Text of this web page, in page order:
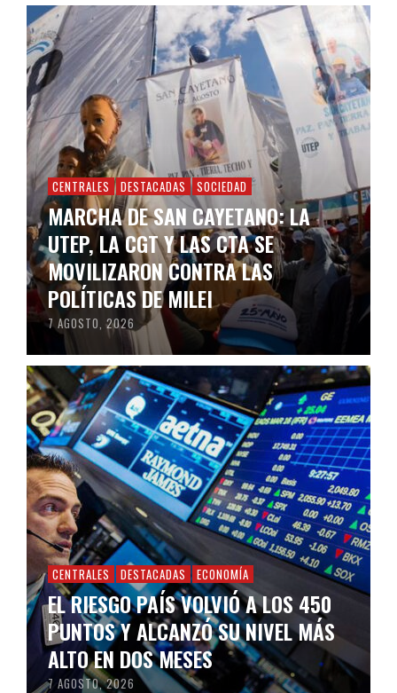
CENTRALES DESTACADAS SOCIEDAD
MARCHA DE SAN CAYETANO: LA
UTEP, LA CGT Y LAS CTA SE
MOVILIZARON CONTRA LAS
POLÍTICAS DE MILEI
7 AGOSTO, 2026
CENTRALES DESTACADAS ECONOMÍA
EL RIESGO PAÍS VOLVIÓ A LOS 450
PUNTOS Y ALCANZÓ SU NIVEL MÁS
ALTO EN DOS MESES
7 AGOSTO, 2026